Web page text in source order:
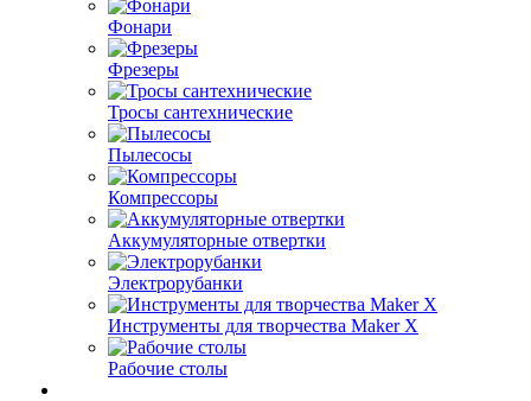
Фонари
Фрезеры
Тросы сантехнические
Пылесосы
Компрессоры
Аккумуляторные отвертки
Электрорубанки
Инструменты для творчества Maker X
Рабочие столы